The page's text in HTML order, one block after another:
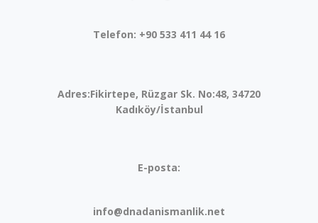
Telefon: +90 533 411 44 16
Adres:Fikirtepe, Rüzgar Sk. No:48, 34720
Kadıköy/İstanbul
E-posta:
info@dnadanismanlik.net